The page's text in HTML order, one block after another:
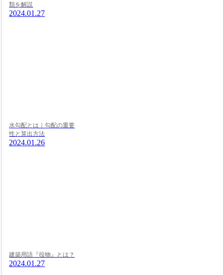
類を解説
2024.01.27
水勾配とは｜勾配の重要
性と算出方法
2024.01.26
建築用語『役物』とは？
2024.01.27